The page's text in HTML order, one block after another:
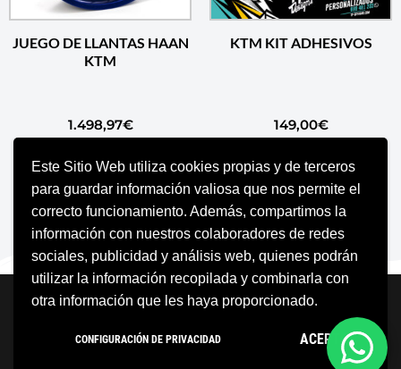
Este Sitio Web utiliza cookies propias y de terceros
para guardar información valiosa que nos permite el
correcto funcionamiento. Además, compartimos la
información con nuestros colaboradores de redes
sociales, publicidad y análisis web, quienes podrán
utilizar la información recopilada y combinarla con
otra información que les haya proporcionado.
CONFIGURACIÓN DE PRIVACIDAD ACEPTO
JUEGO DE LLANTAS HAAN
KTM
1.498,97€
AÑADIR AL CARRITO
KTM KIT ADHESIVOS
149,00€
AÑADIR AL CARRITO
Neve | Funciona gracias a WordPress
Condiciones Generales